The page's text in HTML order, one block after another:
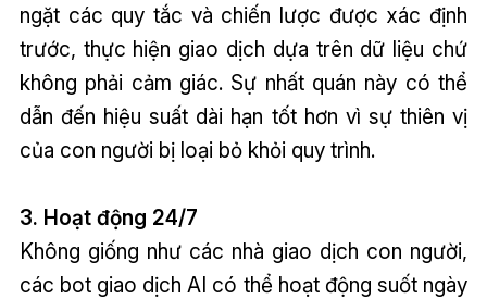
ngặt các quy tắc và chiến lược được xác định
trước, thực hiện giao dịch dựa trên dữ liệu chứ
không phải cảm giác. Sự nhất quán này có thể
dẫn đến hiệu suất dài hạn tốt hơn vì sự thiên vị
của con người bị loại bỏ khỏi quy trình.
3. Hoạt động 24/7
Không giống như các nhà giao dịch con người,
các bot giao dịch AI có thể hoạt động suốt ngày